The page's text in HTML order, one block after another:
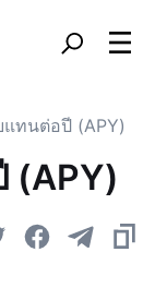
ทนต่อปี (APY)
(APY)